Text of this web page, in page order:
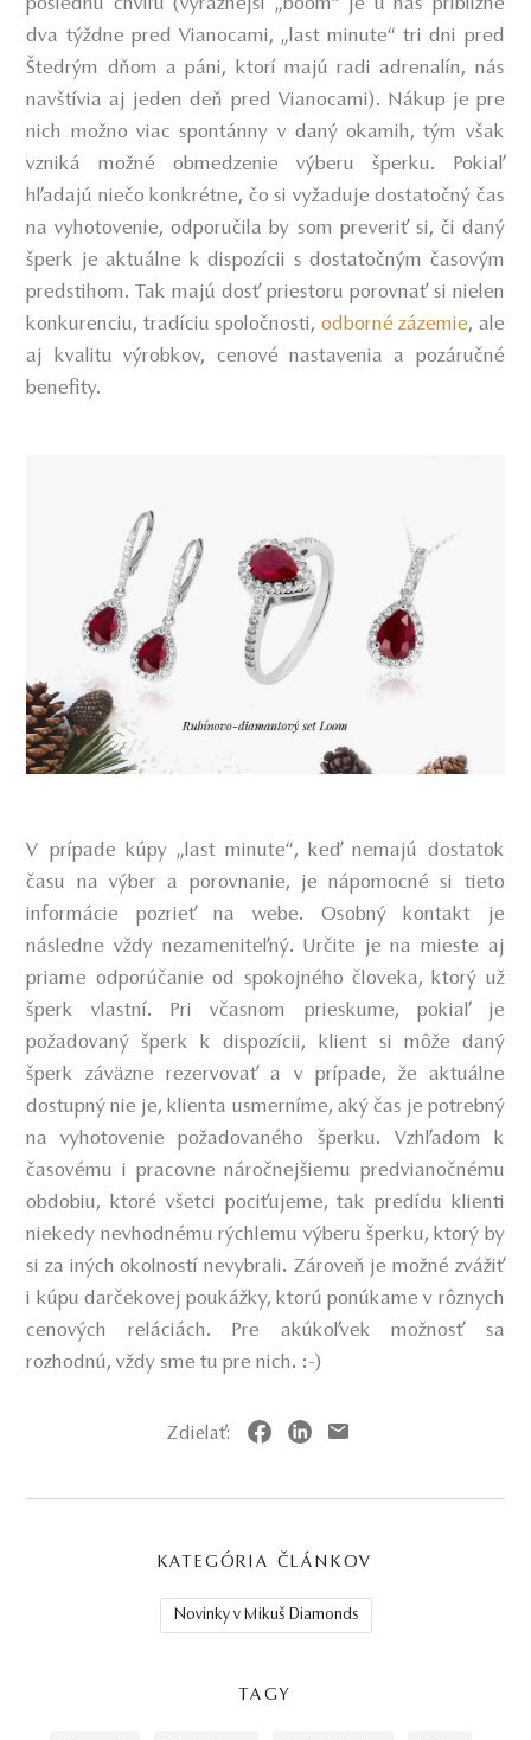
poslednú chvíľu (výraznejší „boom“ je u nás približne
dva týždne pred Vianocami, „last minute“ tri dni pred
Štedrým dňom a páni, ktorí majú radi adrenalín, nás
navštívia aj jeden deň pred Vianocami). Nákup je pre
nich možno viac spontánny v daný okamih, tým však
vzniká možné obmedzenie výberu šperku. Pokiaľ
hľadajú niečo konkrétne, čo si vyžaduje dostatočný čas
na vyhotovenie, odporučila by som preveriť si, či daný
šperk je aktuálne k dispozícii s dostatočným časovým
predstihom. Tak majú dosť priestoru porovnať si nielen
konkurenciu, tradíciu spoločnosti, odborné zázemie, ale
aj kvalitu výrobkov, cenové nastavenia a pozáručné
benefity.
V prípade kúpy „last minute“, keď nemajú dostatok
času na výber a porovnanie, je nápomocné si tieto
informácie pozrieť na webe. Osobný kontakt je
následne vždy nezameniteľný. Určite je na mieste aj
priame odporúčanie od spokojného človeka, ktorý už
šperk vlastní. Pri včasnom prieskume, pokiaľ je
požadovaný šperk k dispozícii, klient si môže daný
šperk záväzne rezervovať a v prípade, že aktuálne
dostupný nie je, klienta usmerníme, aký čas je potrebný
na vyhotovenie požadovaného šperku. Vzhľadom k
časovému i pracovne náročnejšiemu predvianočnému
obdobiu, ktoré všetci pociťujeme, tak predídu klienti
niekedy nevhodnému rýchlemu výberu šperku, ktorý by
si za iných okolností nevybrali. Zároveň je možné zvážiť
i kúpu darčekovej poukážky, ktorú ponúkame v rôznych
cenových reláciách. Pre akúkoľvek možnosť sa
rozhodnú, vždy sme tu pre nich. :-)
Zdielať:
KATEGÓRIA ČLÁNKOV
Novinky v Mikuš Diamonds
TAGY